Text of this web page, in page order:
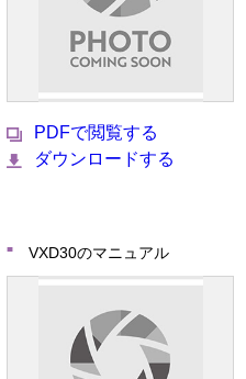
PDFで閲覧する
ダウンロードする
VXD30のマニュアル